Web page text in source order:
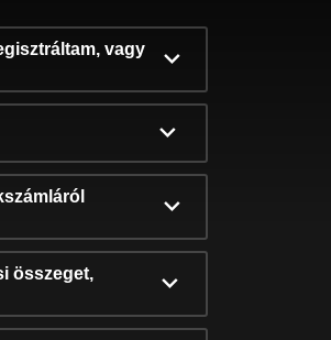
vagy
összeget,